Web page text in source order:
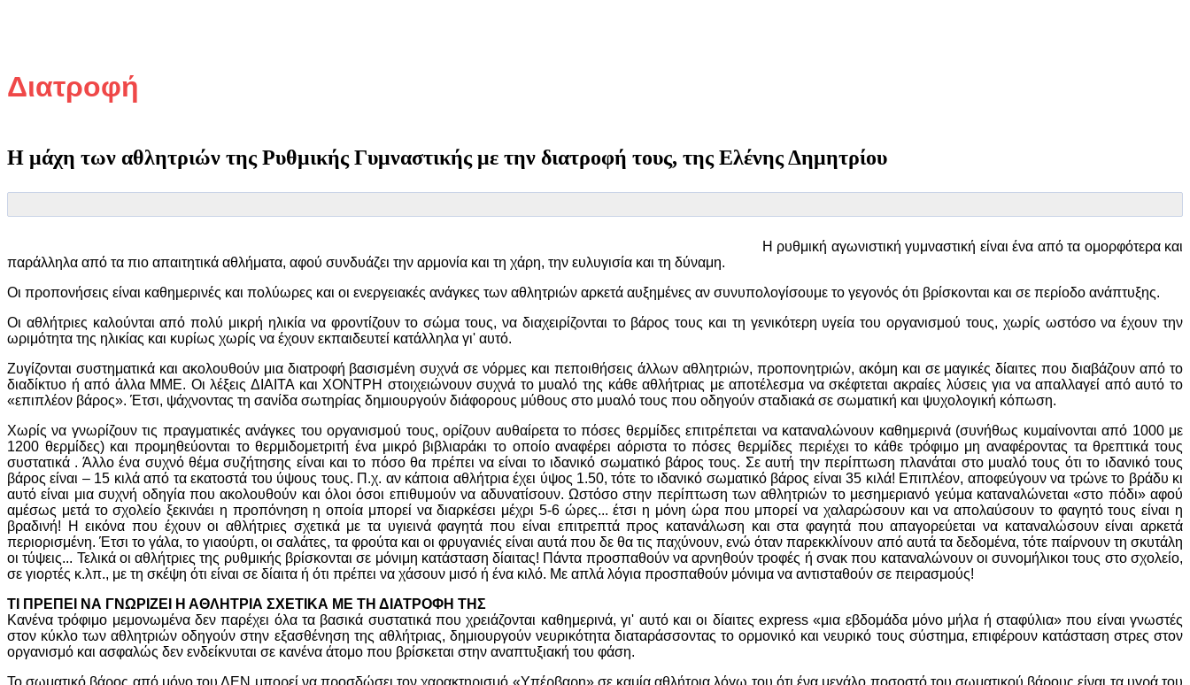
Διατροφή
Η μάχη των αθλητριών της Ρυθμικής Γυμναστικής με την διατροφή τους, της Ελένης Δημητρίου
Η ρυθμική αγωνιστική γυμναστική είναι ένα από τα ομορφότερα και
παράλληλα από τα πιο απαιτητικά αθλήματα, αφού συνδυάζει την αρμονία και τη χάρη, την ευλυγισία και τη δύναμη.
Οι προπονήσεις είναι καθημερινές και πολύωρες και οι ενεργειακές ανάγκες των αθλητριών αρκετά αυξημένες αν συνυπολογίσουμε το γεγονός ότι βρίσκονται και σε περίοδο ανάπτυξης.
Οι αθλήτριες καλούνται από πολύ μικρή ηλικία να φροντίζουν το σώμα τους, να διαχειρίζονται το βάρος τους και τη γενικότερη υγεία του οργανισμού τους, χωρίς ωστόσο να έχουν την
ωριμότητα της ηλικίας και κυρίως χωρίς να έχουν εκπαιδευτεί κατάλληλα γι' αυτό.
Ζυγίζονται συστηματικά και ακολουθούν μια διατροφή βασισμένη συχνά σε νόρμες και πεποιθήσεις άλλων αθλητριών, προπονητριών, ακόμη και σε μαγικές δίαιτες που διαβάζουν από το
διαδίκτυο ή από άλλα ΜΜΕ. Οι λέξεις ΔΙΑΙΤΑ και ΧΟΝΤΡΗ στοιχειώνουν συχνά το μυαλό της κάθε αθλήτριας με αποτέλεσμα να σκέφτεται ακραίες λύσεις για να απαλλαγεί από αυτό το
«επιπλέον βάρος». Έτσι, ψάχνοντας τη σανίδα σωτηρίας δημιουργούν διάφορους μύθους στο μυαλό τους που οδηγούν σταδιακά σε σωματική και ψυχολογική κόπωση.
Χωρίς να γνωρίζουν τις πραγματικές ανάγκες του οργανισμού τους, ορίζουν αυθαίρετα το πόσες θερμίδες επιτρέπεται να καταναλώνουν καθημερινά (συνήθως κυμαίνονται από 1000 με
1200 θερμίδες) και προμηθεύονται το θερμιδομετριτή ένα μικρό βιβλιαράκι το οποίο αναφέρει αόριστα το πόσες θερμίδες περιέχει το κάθε τρόφιμο μη αναφέροντας τα θρεπτικά τους
συστατικά . Άλλο ένα συχνό θέμα συζήτησης είναι και το πόσο θα πρέπει να είναι το ιδανικό σωματικό βάρος τους. Σε αυτή την περίπτωση πλανάται στο μυαλό τους ότι το ιδανικό τους
βάρος είναι – 15 κιλά από τα εκατοστά του ύψους τους. Π.χ. αν κάποια αθλήτρια έχει ύψος 1.50, τότε το ιδανικό σωματικό βάρος είναι 35 κιλά! Επιπλέον, αποφεύγουν να τρώνε το βράδυ κι
αυτό είναι μια συχνή οδηγία που ακολουθούν και όλοι όσοι επιθυμούν να αδυνατίσουν. Ωστόσο στην περίπτωση των αθλητριών το μεσημεριανό γεύμα καταναλώνεται «στο πόδι» αφού
αμέσως μετά το σχολείο ξεκινάει η προπόνηση η οποία μπορεί να διαρκέσει μέχρι 5-6 ώρες... έτσι η μόνη ώρα που μπορεί να χαλαρώσουν και να απολαύσουν το φαγητό τους είναι η
βραδινή! Η εικόνα που έχουν οι αθλήτριες σχετικά με τα υγιεινά φαγητά που είναι επιτρεπτά προς κατανάλωση και στα φαγητά που απαγορεύεται να καταναλώσουν είναι αρκετά
περιορισμένη. Έτσι το γάλα, το γιαούρτι, οι σαλάτες, τα φρούτα και οι φρυγανιές είναι αυτά που δε θα τις παχύνουν, ενώ όταν παρεκκλίνουν από αυτά τα δεδομένα, τότε παίρνουν τη σκυτάλη
οι τύψεις... Τελικά οι αθλήτριες της ρυθμικής βρίσκονται σε μόνιμη κατάσταση δίαιτας! Πάντα προσπαθούν να αρνηθούν τροφές ή σνακ που καταναλώνουν οι συνομήλικοι τους στο σχολείο,
σε γιορτές κ.λπ., με τη σκέψη ότι είναι σε δίαιτα ή ότι πρέπει να χάσουν μισό ή ένα κιλό. Με απλά λόγια προσπαθούν μόνιμα να αντισταθούν σε πειρασμούς!
ΤΙ ΠΡΕΠΕΙ ΝΑ ΓΝΩΡΙΖΕΙ Η ΑΘΛΗΤΡΙΑ ΣΧΕΤΙΚΑ ΜΕ ΤΗ ΔΙΑΤΡΟΦΗ ΤΗΣ
Κανένα τρόφιμο μεμονωμένα δεν παρέχει όλα τα βασικά συστατικά που χρειάζονται καθημερινά, γι' αυτό και οι δίαιτες express «μια εβδομάδα μόνο μήλα ή σταφύλια» που είναι γνωστές
στον κύκλο των αθλητριών οδηγούν στην εξασθένηση της αθλήτριας, δημιουργούν νευρικότητα διαταράσσοντας το ορμονικό και νευρικό τους σύστημα, επιφέρουν κατάσταση στρες στον
οργανισμό και ασφαλώς δεν ενδείκνυται σε κανένα άτομο που βρίσκεται στην αναπτυξιακή του φάση.
Το σωματικό βάρος από μόνο του ΔΕΝ μπορεί να προσδώσει τον χαρακτηρισμό «Υπέρβαρη» σε καμία αθλήτρια λόγω του ότι ένα μεγάλο ποσοστό του σωματικού βάρους είναι τα υγρά του